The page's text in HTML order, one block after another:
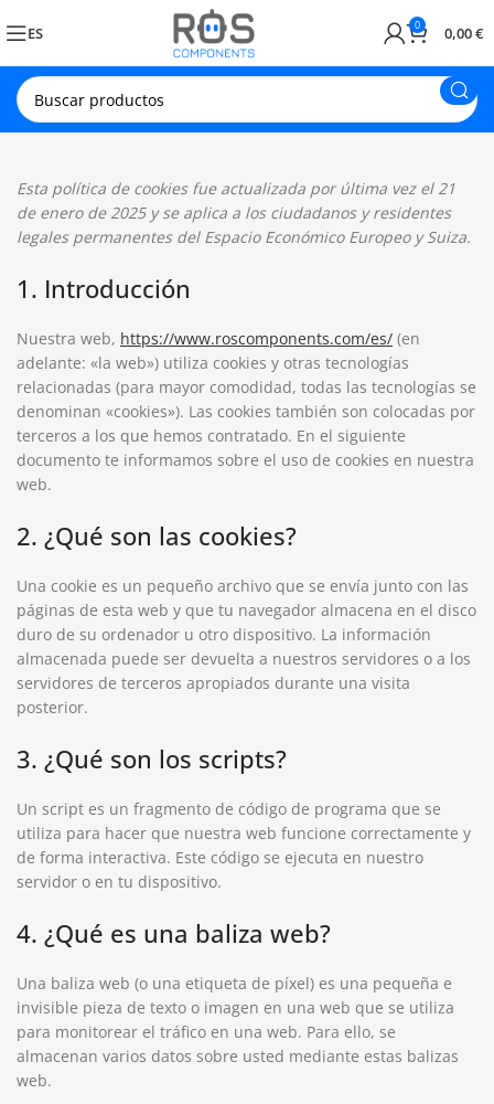
ES 0 0,00€
Esta política de cookies fue actualizada por última vez el 21
de enero de 2025 y se aplica a los ciudadanos y residentes
legales permanentes del Espacio Económico Europeo y Suiza.
1. Introducción
Nuestra web, https://www.roscomponents.com/es/ (en
adelante: «la web») utiliza cookies y otras tecnologías
relacionadas (para mayor comodidad, todas las tecnologías se
denominan «cookies»). Las cookies también son colocadas por
terceros a los que hemos contratado. En el siguiente
documento te informamos sobre el uso de cookies en nuestra
web.
2. ¿Qué son las cookies?
Una cookie es un pequeño archivo que se envía junto con las
páginas de esta web y que tu navegador almacena en el disco
duro de su ordenador u otro dispositivo. La información
almacenada puede ser devuelta a nuestros servidores o a los
servidores de terceros apropiados durante una visita
posterior.
3. ¿Qué son los scripts?
Un script es un fragmento de código de programa que se
utiliza para hacer que nuestra web funcione correctamente y
de forma interactiva. Este código se ejecuta en nuestro
servidor o en tu dispositivo.
4. ¿Qué es una baliza web?
Una baliza web (o una etiqueta de píxel) es una pequeña e
invisible pieza de texto o imagen en una web que se utiliza
para monitorear el tráfico en una web. Para ello, se
almacenan varios datos sobre usted mediante estas balizas
web.